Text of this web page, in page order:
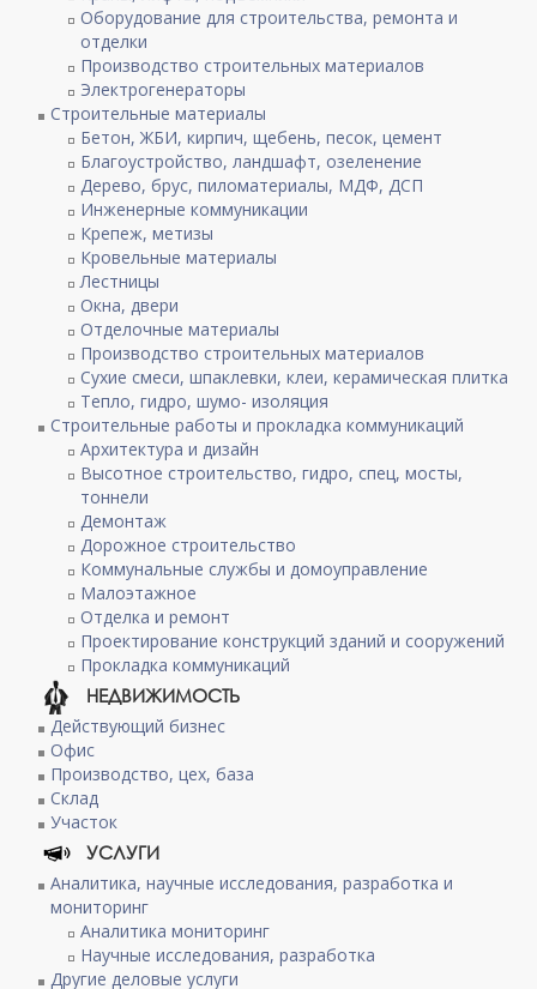
Оборудование для строительства, ремонта и
отделки
Производство строительных материалов
Электрогенераторы
Строительные материалы
Бетон, ЖБИ, кирпич, щебень, песок, цемент
Благоустройство, ландшафт, озеленение
Дерево, брус, пиломатериалы, МДФ, ДСП
Инженерные коммуникации
Крепеж, метизы
Кровельные материалы
Лестницы
Окна, двери
Отделочные материалы
Производство строительных материалов
Сухие смеси, шпаклевки, клеи, керамическая плитка
Тепло, гидро, шумо- изоляция
Строительные работы и прокладка коммуникаций
Архитектура и дизайн
Высотное строительство, гидро, спец, мосты,
тоннели
Демонтаж
Дорожное строительство
Коммунальные службы и домоуправление
Малоэтажное
Отделка и ремонт
Проектирование конструкций зданий и сооружений
Прокладка коммуникаций
НЕДВИЖИМОСТЬ
Действующий бизнес
Офис
Производство, цех, база
Склад
Участок
УСЛУГИ
Аналитика, научные исследования, разработка и
мониторинг
Аналитика мониторинг
Научные исследования, разработка
Другие деловые услуги